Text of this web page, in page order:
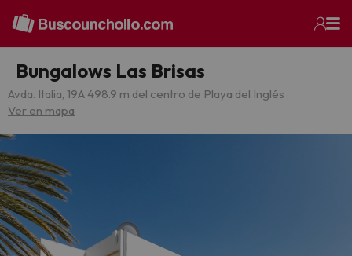
Bungalows Las Brisas
Avda. Italia, 19A 498.9 m del centro de Playa del Inglés
Ver en mapa